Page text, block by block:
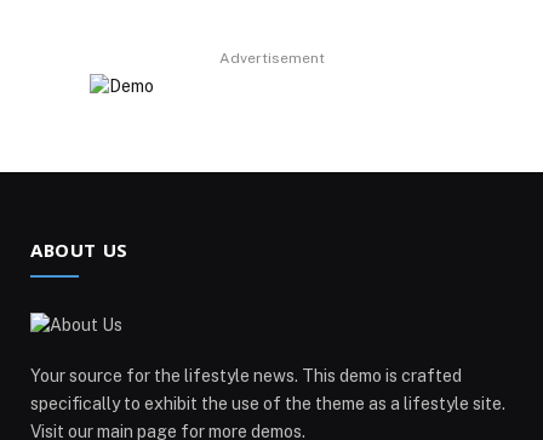
Advertisement
ABOUT US
Your source for the lifestyle news. This demo is crafted
specifically to exhibit the use of the theme as a lifestyle site.
Visit our main page for more demos.